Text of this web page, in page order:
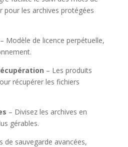
pour les archives protégées
– Modèle de licence perpétuelle,
– Les produits
récupérer les fichiers
– Divisez les archives en
gérables.
de sauvegarde avancées,